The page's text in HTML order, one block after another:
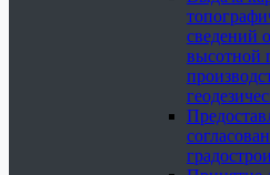
сведений
высотной